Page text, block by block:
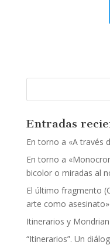
Entradas
En torno a «A través
En torno a
bicolor o miradas al
El último fragmento
arte como asesinato»
Itinerarios y Mondrian
“Itinerarios”. Un